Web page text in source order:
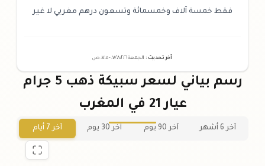
فقط خمسة آلاف وخمسمائة وتسعون درهم مغربي لا غير
آخر تحديث : الجمعة ٠٧ /٠٨/٢٠٢٦ - ٠٧:٠٥ ص
رسم بياني لسعر سبيكة ذهب 5 جرام
عيار 21 في المغرب
آخر 6 أشهر آخر 90 يوم آخر 30 يوم آخر 7 أيام